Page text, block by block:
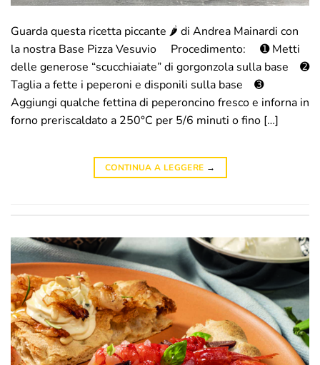
Guarda questa ricetta piccante 🌶 di Andrea Mainardi con
la nostra Base Pizza Vesuvio ⠀ Procedimento: ⠀ ➊ Metti
delle generose “scucchiaiate” di gorgonzola sulla base⠀ ➋
Taglia a fette i peperoni e disponili sulla base⠀ ➌
Aggiungi qualche fettina di peperoncino fresco e inforna in
forno preriscaldato a 250°C per 5/6 minuti o fino […]
CONTINUA A LEGGERE →